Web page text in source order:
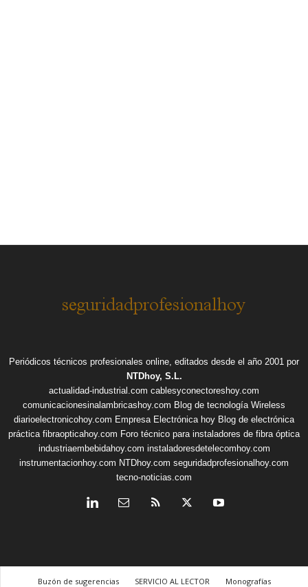
Periódicos técnicos profesionales online, editados desde el año 2001 por
NTDhoy, S.L.
actualidad-industrial.com cablesyconectoreshoy.com
comunicacionesinalambricashoy.com Blog de tecnología Wireless
diarioelectronicohoy.com Empresa Electrónica hoy Blog de electrónica
práctica fibraopticahoy.com Foro técnico para instaladores de fibra óptica
industriaembebidahoy.com instaladoresdetelecomhoy.com
instrumentacionhoy.com NTDhoy.com seguridadprofesionalhoy.com
tecno-noticias.com
Buzón de sugerencias SERVICIO AL LECTOR Monografías